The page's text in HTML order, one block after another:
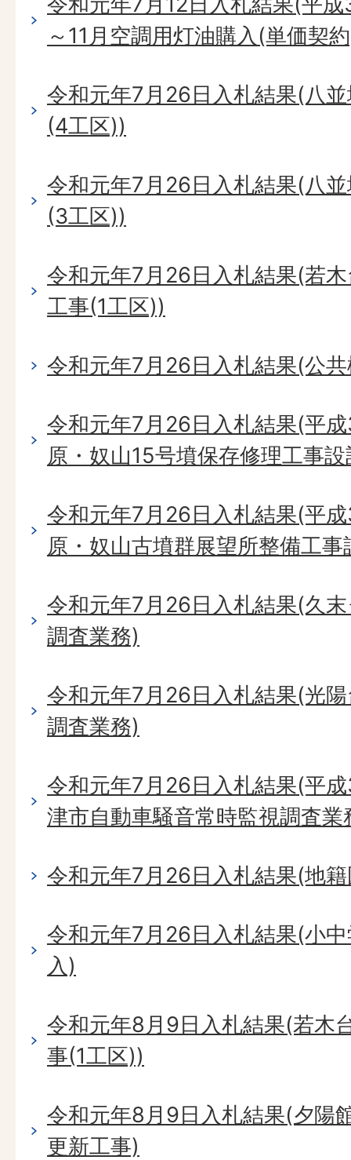
～11月空調用灯油購入(単価契
令和元年7月26日入札結果(八
(4工区))
令和元年7月26日入札結果(八
(3工区))
令和元年7月26日入札結果(若
工事(1工区))
令和元年7月26日入札結果(公
令和元年7月26日入札結果(平
原・奴山15号墳保存修理工事
令和元年7月26日入札結果(平
原・奴山古墳群展望所整備工
令和元年7月26日入札結果(久
調査業務)
令和元年7月26日入札結果(光
調査業務)
令和元年7月26日入札結果(平
津市自動車騒音常時監視調査業
令和元年7月26日入札結果(地
令和元年7月26日入札結果(小
入)
令和元年8月9日入札結果(若木
事(1工区))
令和元年8月9日入札結果(夕陽
更新工事)